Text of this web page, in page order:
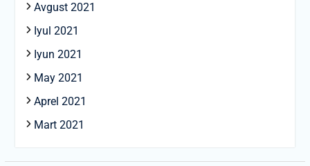
Avgust 2021
Iyul 2021
Iyun 2021
May 2021
Aprel 2021
Mart 2021